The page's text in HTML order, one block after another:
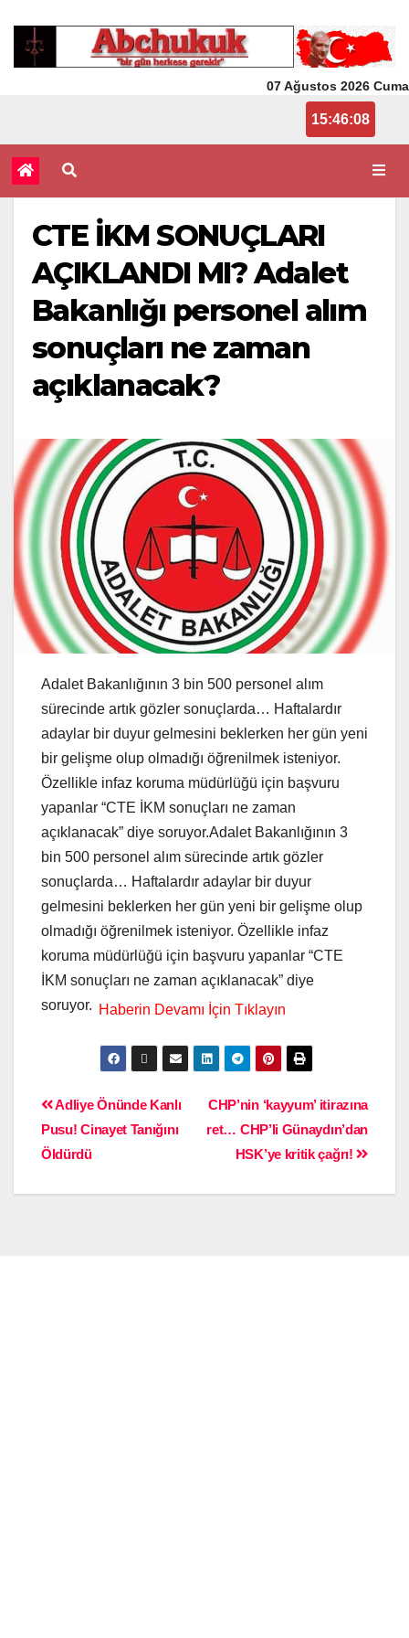
07 Ağustos 2026 Cuma
3:46:08 PM
CTE İKM SONUÇLARI
AÇIKLANDI MI? Adalet
Bakanlığı personel alım
sonuçları ne zaman
açıklanacak?
Adalet Bakanlığının 3 bin 500 personel alım
sürecinde artık gözler sonuçlarda… Haftalardır
adaylar bir duyur gelmesini beklerken her gün yeni
bir gelişme olup olmadığı öğrenilmek isteniyor.
Özellikle infaz koruma müdürlüğü için başvuru
yapanlar “CTE İKM sonuçları ne zaman
açıklanacak” diye soruyor.Adalet Bakanlığının 3
bin 500 personel alım sürecinde artık gözler
sonuçlarda… Haftalardır adaylar bir duyur
gelmesini beklerken her gün yeni bir gelişme olup
olmadığı öğrenilmek isteniyor. Özellikle infaz
koruma müdürlüğü için başvuru yapanlar “CTE
İKM sonuçları ne zaman açıklanacak” diye
soruyor.
CHP’nin ‘kayyum’ itirazına
ret… CHP’li Günaydın’dan
HSK’ye kritik çağrı!
Adliye Önünde Kanlı
Pusu! Cinayet Tanığını
Öldürdü